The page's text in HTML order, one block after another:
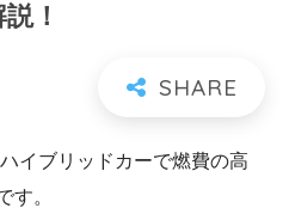
！
イブリッドカーで燃費の高
す。